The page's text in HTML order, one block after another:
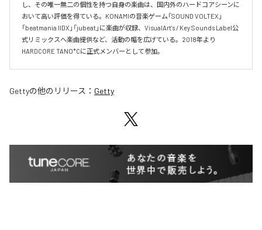
し、その唯一無二の個性を持つ自身の楽曲は、国内外のハードコアシーンに
おいて高い評価を得ている。KONAMIの音楽ゲーム「SOUND VOLTEX」
「beatmania IIDX」「jubeat」に楽曲が収録、VisualArt's / Key Sounds Label公
式リミックスへ楽曲提供など、活動の幅を広げている。2018年より
HARDCORE TANO*Cに正式メンバーとして参加。
Gettyの他のリリース： Getty